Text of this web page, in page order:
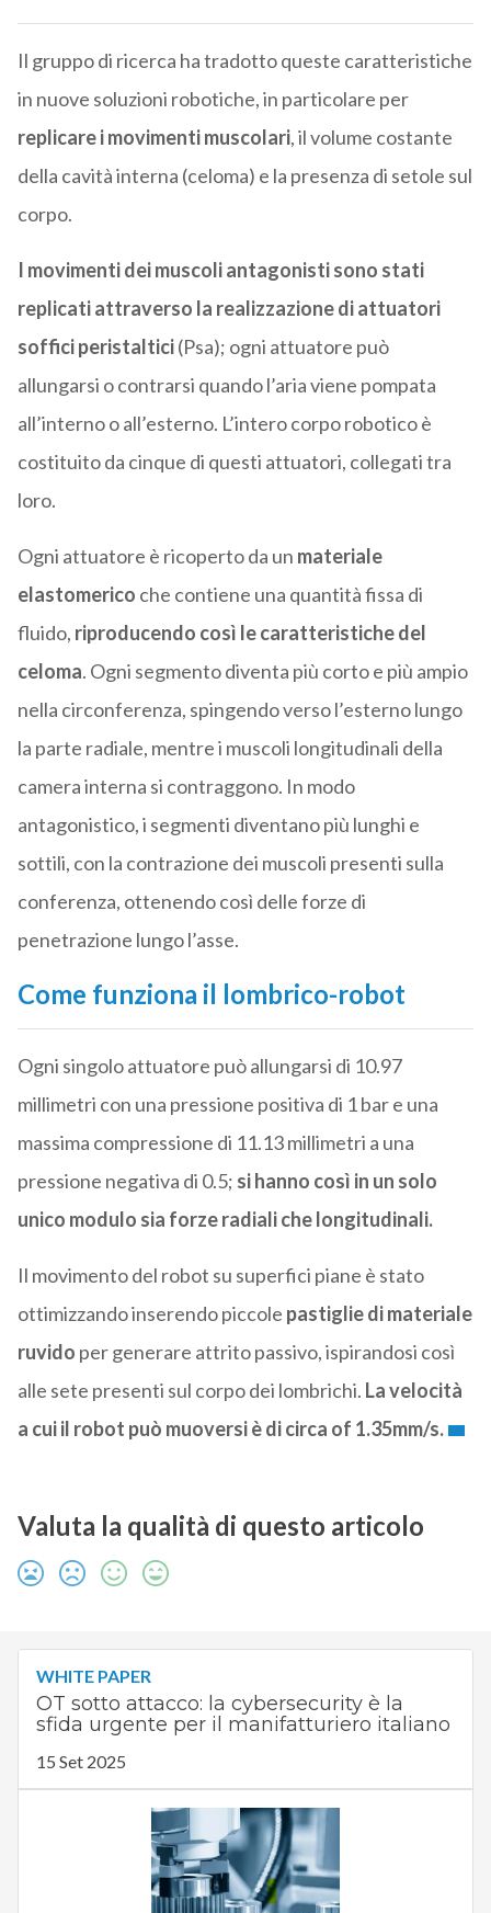
Il gruppo di ricerca ha tradotto queste caratteristiche
in nuove soluzioni robotiche, in particolare per
replicare i movimenti muscolari, il volume costante
della cavità interna (celoma) e la presenza di setole sul
corpo.
I movimenti dei muscoli antagonisti sono stati
replicati attraverso la realizzazione di attuatori
soffici peristaltici(Psa); ogni attuatore può
allungarsi o contrarsi quando l’aria viene pompata
all’interno o all’esterno. L’intero corpo robotico è
costituito da cinque di questi attuatori, collegati tra
loro.
Ogni attuatore è ricoperto da un materiale
elastomerico che contiene una quantità fissa di
fluido, riproducendo così le caratteristiche del
celoma. Ogni segmento diventa più corto e più ampio
nella circonferenza, spingendo verso l’esterno lungo
la parte radiale, mentre i muscoli longitudinali della
camera interna si contraggono. In modo
antagonistico, i segmenti diventano più lunghi e
sottili, con la contrazione dei muscoli presenti sulla
conferenza, ottenendo così delle forze di
penetrazione lungo l’asse.
Come funziona il lombrico-robot
Ogni singolo attuatore può allungarsi di 10.97
millimetri con una pressione positiva di 1 bar e una
massima compressione di 11.13 millimetri a una
pressione negativa di 0.5; si hanno così in un solo
unico modulo sia forze radiali che longitudinali.
Il movimento del robot su superfici piane è stato
ottimizzando inserendo piccole pastiglie di materiale
ruvido per generare attrito passivo, ispirandosi così
alle sete presenti sul corpo dei lombrichi. La velocità
a cui il robot può muoversi è di circa of 1.35mm/s.
Valuta la qualità di questo articolo
WHITE PAPER
OT sotto attacco: la cybersecurity è la
sfida urgente per il manifatturiero italiano
15 Set 2025